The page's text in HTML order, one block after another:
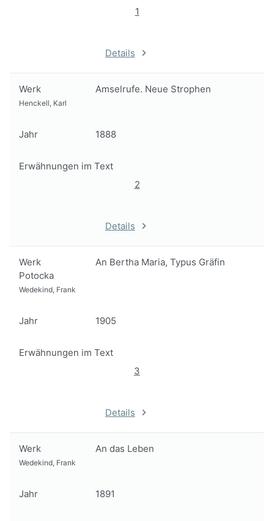
1
Details
Werk Amselrufe. Neue Strophen
Henckell, Karl
Jahr 1888
Erwähnungen im Text
2
Details
Werk
An Bertha Maria, Typus Gräfin
Potocka
Wedekind, Frank
Jahr 1905
Erwähnungen im Text
3
Details
Werk An das Leben
Wedekind, Frank
Jahr 1891